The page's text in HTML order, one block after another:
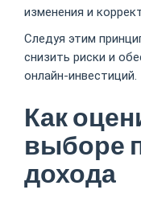
изменения и
Следуя этим
снизить риски и
онлайн-инвестиций.
Как
выборе
дохода